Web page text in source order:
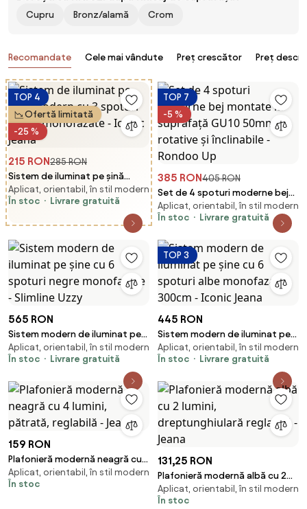
Cupru Bronz/alamă Crom
Produse
Recomandate Cele mai vândute Preț crescător Preț
TOP 4
Ofertă limitată
-25 %
215 RON285 RON
Sistem de iluminat pe șină
modern cu 3 spoturi negre
monofazate - Iconic Jeana
Aplicat, orientabil, în stil modern
În stoc
Livrare gratuită
TOP 7
-5 %
385 RON405 RON
Set de 4 spoturi moderne bej
montate la suprafață GU10
50mm rotative și înclinabile -
Aplicat, orientabil, în stil modern
În stoc
Livrare gratuită
565 RON
Sistem modern de iluminat pe
șine cu 6 spoturi negre
monofazate - Slimline Uzzy
Aplicat, orientabil, în stil modern
În stoc
Livrare gratuită
TOP 3
445 RON
Sistem modern de iluminat pe
șine cu 6 spoturi albe
monofazate 300cm - Iconic
Aplicat, orientabil, în stil modern
În stoc
Livrare gratuită
159 RON
Plafonieră modernă neagră cu
4 lumini, pătrată, reglabilă -
Jeana
Aplicat, orientabil, în stil modern
În stoc
131,25 RON
Plafonieră modernă albă cu 2
lumini, dreptunghiulară
reglabilă - Jeana
Aplicat, orientabil, în stil modern
În stoc